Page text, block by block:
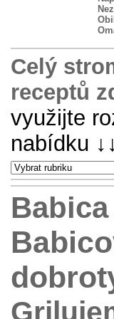
Celý
receptů
využijte
nabídku